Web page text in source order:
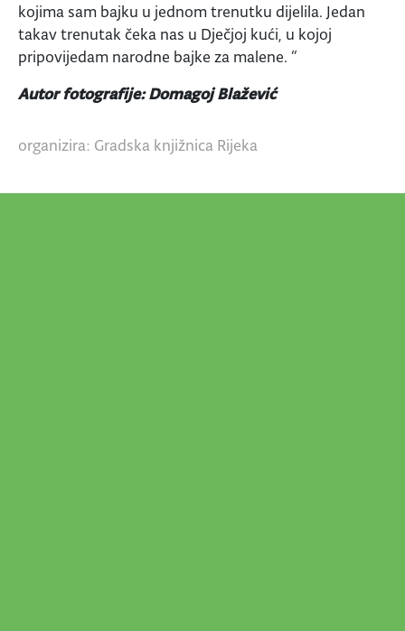
kojima sam bajku u jednom trenutku dijelila. Jedan
takav trenutak čeka nas u Dječjoj kući, u kojoj
pripovijedam narodne bajke za malene. “
Autor fotografije: Domagoj Blažević
organizira: Gradska knjižnica Rijeka